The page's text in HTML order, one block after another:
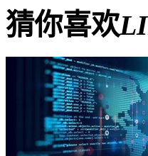
猜你喜欢